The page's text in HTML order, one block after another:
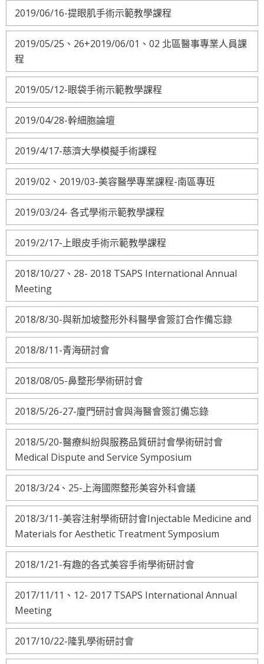
2019/06/16-提眼肌手術示範教學課程
2019/05/25、26+2019/06/01、02 北區醫事專業人員課
程
2019/05/12-眼袋手術示範教學課程
2019/04/28-幹細胞論壇
2019/4/17-慈濟大學模擬手術課程
2019/02、2019/03-美容醫學專業課程-南區專班
2019/03/24- 各式學術示範教學課程
2019/2/17-上眼皮手術示範教學課程
2018/10/27、28- 2018 TSAPS International Annual
Meeting
2018/8/30-與新加坡整形外科醫學會簽訂合作備忘錄
2018/8/11-青海研討會
2018/08/05-鼻整形學術研討會
2018/5/26-27-廈門研討會與海醫會簽訂備忘錄
2018/5/20-醫療糾紛與服務品質研討會學術研討會
Medical Dispute and Service Symposium
2018/3/24、25-上海國際整形美容外科會議
2018/3/11-美容注射學術研討會Injectable Medicine and
Materials for Aesthetic Treatment Symposium
2018/1/21-有趣的各式美容手術學術研討會
2017/11/11、12- 2017 TSAPS International Annual
Meeting
2017/10/22-隆乳學術研討會